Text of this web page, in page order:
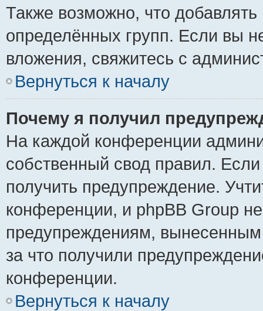
Также возможно, что
определённых групп. Если вы
вложения, свяжитесь с
Вернуться к началу
Почему я получил
На каждой конференции
собственный свод правил.
получить предупреждение.
конференции, и phpBB Group
предупреждениям,
за что получили
конференции.
Вернуться к началу